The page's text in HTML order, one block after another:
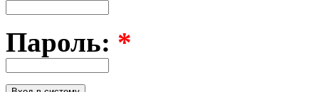
Пароль: *